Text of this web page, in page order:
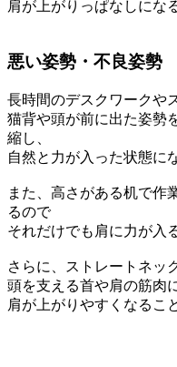
肩が上がりっぱなしにな
悪い姿勢・不良姿勢
長時間のデスクワークや
猫背や頭が前に出た姿勢
縮し、
自然と力が入った状態に
また、高さがある机で作
るので
それだけでも肩に力が入
さらに、ストレートネッ
頭を支える首や肩の筋肉
肩が上がりやすくなるこ